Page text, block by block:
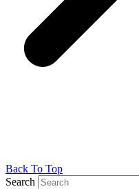
Back To Top
Search